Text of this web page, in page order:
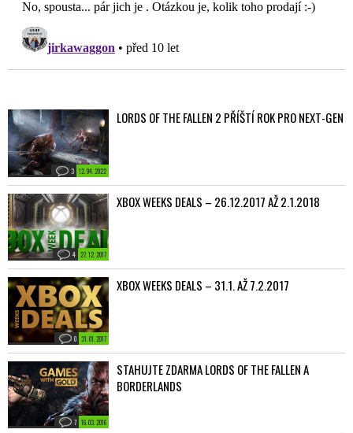
12. 04. 2022
3
LORDS OF THE FALLEN 2 PŘÍŠTÍ ROK PRO NEXT-GEN
27. 12. 2017
4
XBOX WEEKS DEALS – 26.12.2017 AŽ 2.1.2018
31. 01. 2017
0
XBOX WEEKS DEALS – 31.1. AŽ 7.2.2017
16. 03. 2016
7
STAHUJTE ZDARMA LORDS OF THE FALLEN A
BORDERLANDS